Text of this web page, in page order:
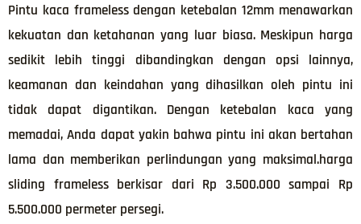
Pintu kaca frameless dengan ketebalan 12mm menawarkan
kekuatan dan ketahanan yang luar biasa. Meskipun harga
sedikit lebih tinggi dibandingkan dengan opsi lainnya,
keamanan dan keindahan yang dihasilkan oleh pintu ini
tidak dapat digantikan. Dengan ketebalan kaca yang
memadai, Anda dapat yakin bahwa pintu ini akan bertahan
lama dan memberikan perlindungan yang maksimal.harga
sliding frameless berkisar dari Rp 3.500.000 sampai Rp
5.500.000 permeter persegi.